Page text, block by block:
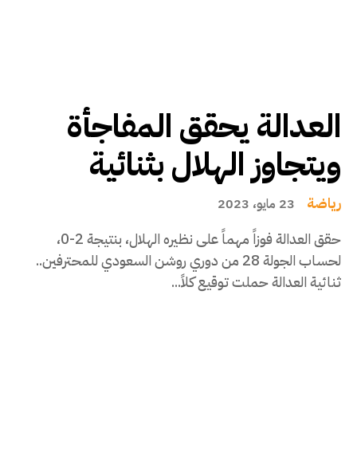
العدالة يحقق المفاجأة
ويتجاوز الهلال بثنائية
رياضة 23 مايو، 2023
حقق العدالة فوزاً مهماً على نظيره الهلال، بنتيجة 2-0،
لحساب الجولة 28 من دوري روشن السعودي للمحترفين..
ثنائية العدالة حملت توقيع كلاً...